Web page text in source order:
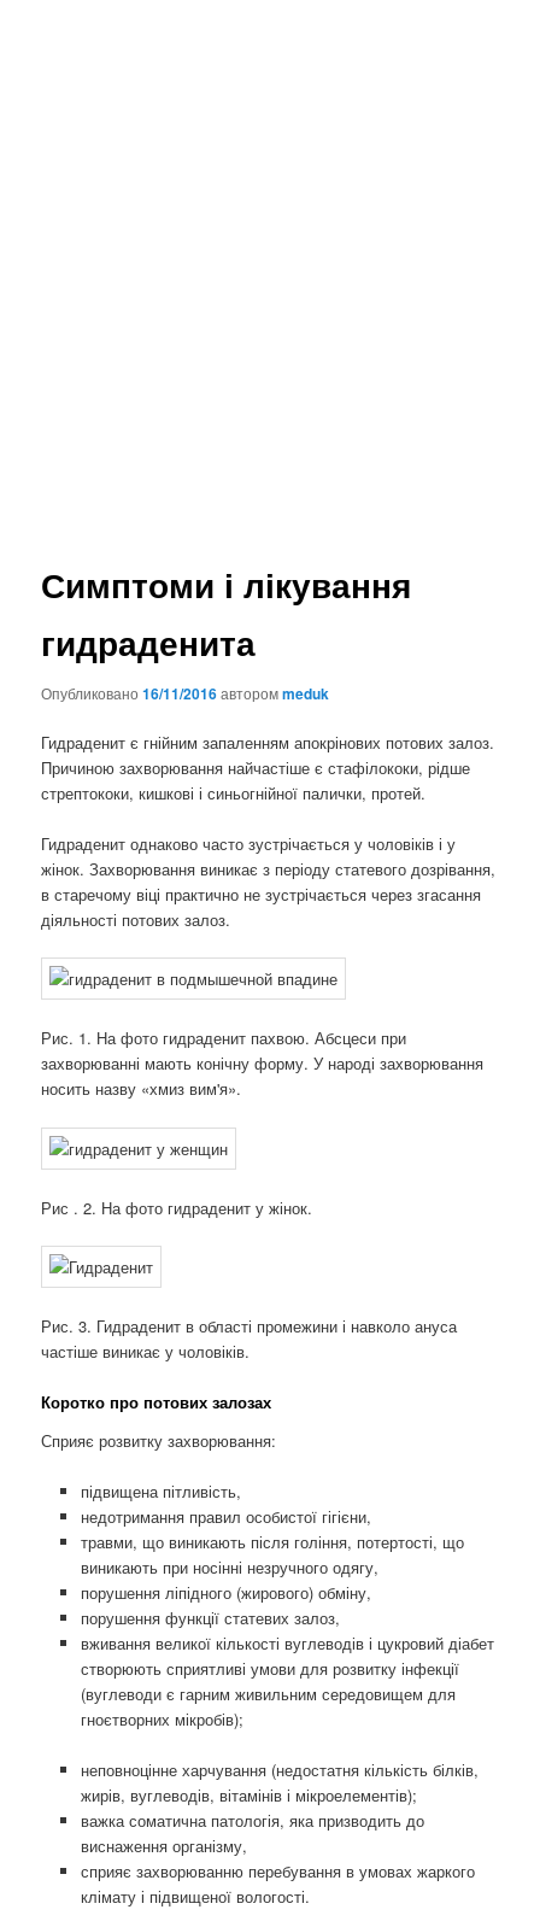
Симптоми і лікування
гидраденита
Опубликовано16/11/2016авторомmeduk
Гидраденит є гнійним запаленням апокрінових потових залоз.
Причиною захворювання найчастіше є стафілококи, рідше
стрептококи, кишкові і синьогнійної палички, протей.
Гидраденит однаково часто зустрічається у чоловіків і у
жінок. Захворювання виникає з періоду статевого дозрівання,
в старечому віці практично не зустрічається через згасання
діяльності потових залоз.
Рис. 1. На фото гидраденит пахвою. Абсцеси при
захворюванні мають конічну форму. У народі захворювання
носить назву «хмиз вим'я».
Рис . 2. На фото гидраденит у жінок.
Рис. 3. Гидраденит в області промежини і навколо ануса
частіше виникає у чоловіків.
Коротко про потових залозах
Сприяє розвитку захворювання:
підвищена пітливість,
недотримання правил особистої гігієни,
травми, що виникають після гоління, потертості, що
виникають при носінні незручного одягу,
порушення ліпідного (жирового) обміну,
порушення функції статевих залоз,
вживання великої кількості вуглеводів і цукровий діабет
створюють сприятливі умови для розвитку інфекції
(вуглеводи є гарним живильним середовищем для
гноєтворних мікробів);
неповноцінне харчування (недостатня кількість білків,
жирів, вуглеводів, вітамінів і мікроелементів);
важка соматична патологія, яка призводить до
виснаження організму,
сприяє захворюванню перебування в умовах жаркого
клімату і підвищеної вологості.